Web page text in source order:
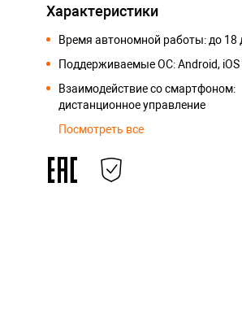
Характеристики
Время автономной работы: до 18
Поддерживаемые ОС: Android, iOS
Взаимодействие со смартфоном:
дистанционное управление
Посмотреть все